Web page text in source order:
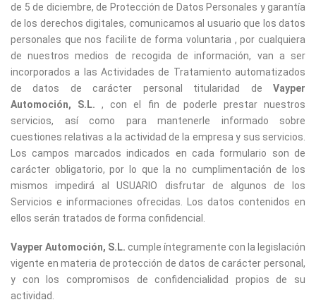
de 5 de diciembre, de Protección de Datos Personales y garantía
de los derechos digitales, comunicamos al usuario que los datos
personales que nos facilite de forma voluntaria , por cualquiera
de nuestros medios de recogida de información, van a ser
incorporados a las Actividades de Tratamiento automatizados
de datos de carácter personal titularidad de Vayper
Automoción, S.L. , con el fin de poderle prestar nuestros
servicios, así como para mantenerle informado sobre
cuestiones relativas a la actividad de la empresa y sus servicios.
Los campos marcados indicados en cada formulario son de
carácter obligatorio, por lo que la no cumplimentación de los
mismos impedirá al USUARIO disfrutar de algunos de los
Servicios e informaciones ofrecidas. Los datos contenidos en
ellos serán tratados de forma confidencial.
Vayper Automoción, S.L. cumple íntegramente con la legislación
vigente en materia de protección de datos de carácter personal,
y con los compromisos de confidencialidad propios de su
actividad.